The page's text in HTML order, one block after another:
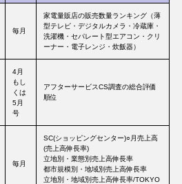
毎月
家電量販店の販売数量ランキング（薄
型テレビ・デジタルカメラ・冷蔵庫・
洗濯機・セパレート型エアコン・クリ
ーナー・電子レンジ・炊飯器）
4月
もし
くは
5月
号
アフターサービスCS調査の総合評価
順位
毎月
SC(ショッピングセンター)○月売上高
(売上高伸長率)
立地別・業態別売上高伸長率
都市規模別・地域別売上高伸長率
立地別・地域別売上高伸長率/TOKYO